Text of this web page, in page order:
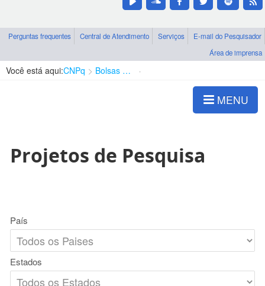
Perguntas frequentes Central de Atendimento Serviços
E-mail do Pesquisador
Área de imprensa
Você está aqui:CNPq Bolsas e Auxílios Vigentes
MENU
Projetos de Pesquisa
País
Estados